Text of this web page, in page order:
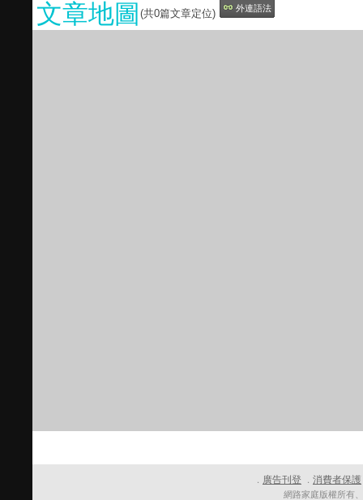
文章地圖 (共0篇文章定位) 外連語法
． 廣告刊登 ． 消費者保護
網路家庭版權所有